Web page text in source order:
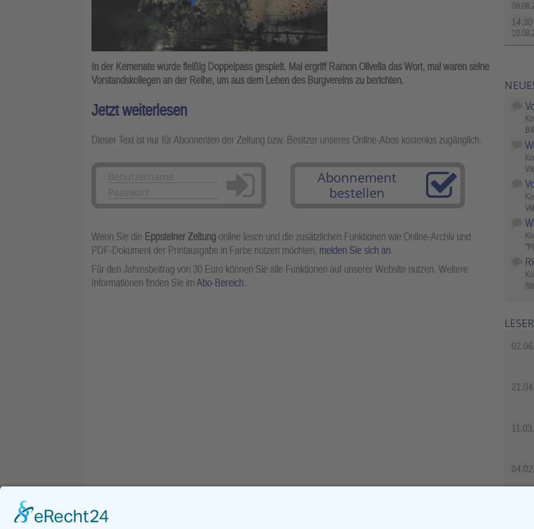
In der Kemenate wurde fleißig Doppelpass gespielt. Mal ergriff Ramon Olivella das Wort, mal waren seine
Vorstandskollegen an der Reihe, um aus dem Leben des Burgvereins zu berichten.
Jetzt weiterlesen
Dieser Text ist nur für Abonnenten der Zeitung bzw. Besitzer unseres Online-Abos kostenlos zugänglich.
Anmelden
Abonnement
bestellen
Wenn Sie die Eppsteiner Zeitung online lesen und die zusätzlichen Funktionen wie Online-Archiv und
PDF-Dokument der Printausgabe in Farbe nutzen möchten, melden Sie sich an.
Für den Jahresbeitrag von 30 Euro können Sie alle Funktionen auf unserer Website nutzen. Weitere
Informationen finden Sie imAbo-Bereich.
14:30